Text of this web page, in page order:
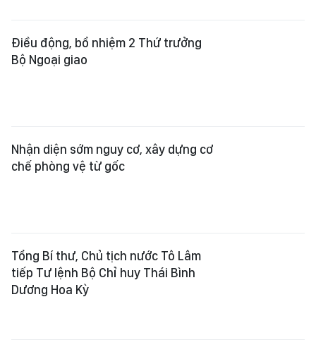
Điều động, bổ nhiệm 2 Thứ trưởng
Bộ Ngoại giao
Nhận diện sớm nguy cơ, xây dựng cơ
chế phòng vệ từ gốc
Tổng Bí thư, Chủ tịch nước Tô Lâm
tiếp Tư lệnh Bộ Chỉ huy Thái Bình
Dương Hoa Kỳ